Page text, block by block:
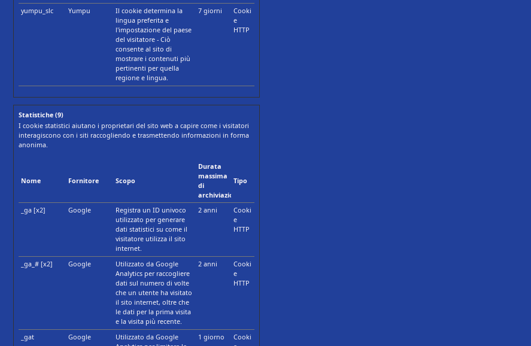
yumpu_slc Yumpu
Il cookie determina la
lingua preferita e
l'impostazione del paese
del visitatore - Ciò
consente al sito di
mostrare i contenuti più
pertinenti per quella
regione e lingua.
7 giorni
Cooki
e
HTTP
Statistiche (9)
I cookie statistici aiutano i proprietari del sito web a capire come i visitatori
interagiscono con i siti raccogliendo e trasmettendo informazioni in forma
anonima.
Nome Fornitore Scopo
Durata
massima
di
archiviazione
Tipo
_ga [x2] Google
Registra un ID univoco
utilizzato per generare
dati statistici su come il
visitatore utilizza il sito
internet.
2 anni
Cooki
e
HTTP
_ga_# [x2] Google
Utilizzato da Google
Analytics per raccogliere
dati sul numero di volte
che un utente ha visitato
il sito internet, oltre che
le dati per la prima visita
e la visita più recente.
2 anni
Cooki
e
HTTP
_gat Google
Utilizzato da Google
1 giorno
Cooki